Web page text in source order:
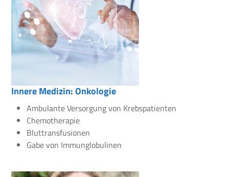
Innere Medizin: Onkologie
Ambulante Versorgung von Krebspatienten
Chemotherapie
Bluttransfusionen
Gabe von Immunglobulinen